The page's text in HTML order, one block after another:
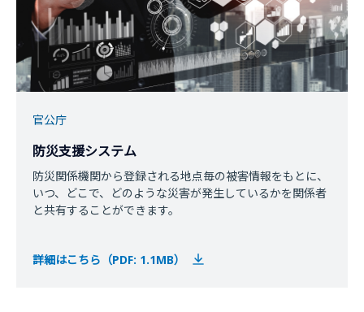
官公庁
防災支援システム
防災関係機関から登録される地点毎の被害情報をもとに、
いつ、どこで、どのような災害が発生しているかを関係者
と共有することができます。
詳細はこちら（PDF: 1.1MB）